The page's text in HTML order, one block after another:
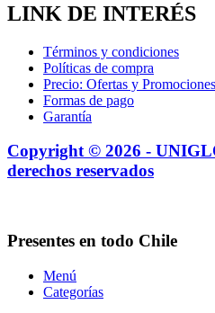
LINK DE INTERÉS
Términos y condiciones
Políticas de compra
Precio: Ofertas y Promociones
Formas de pago
Garantía
Copyright © 2026 -
derechos reservados
Presentes en todo Chile
Menú
Categorías